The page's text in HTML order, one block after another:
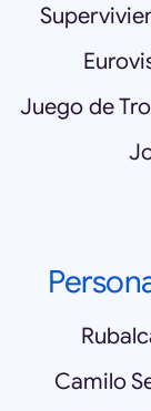
Juego de
Camilo